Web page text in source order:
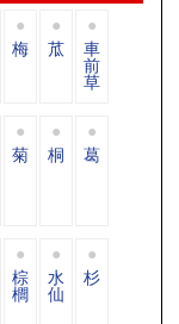
梅 苽 車
前
草
菊 桐 葛
棕
櫚
水
仙
杉